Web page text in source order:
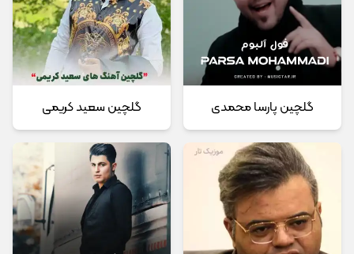
گلچین پارسا محمدی گلچین سعید کریمی